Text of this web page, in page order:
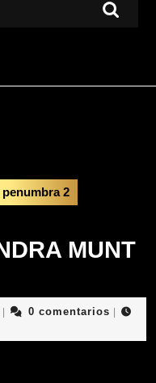
2
MUNT
admin
| 0 comentarios |